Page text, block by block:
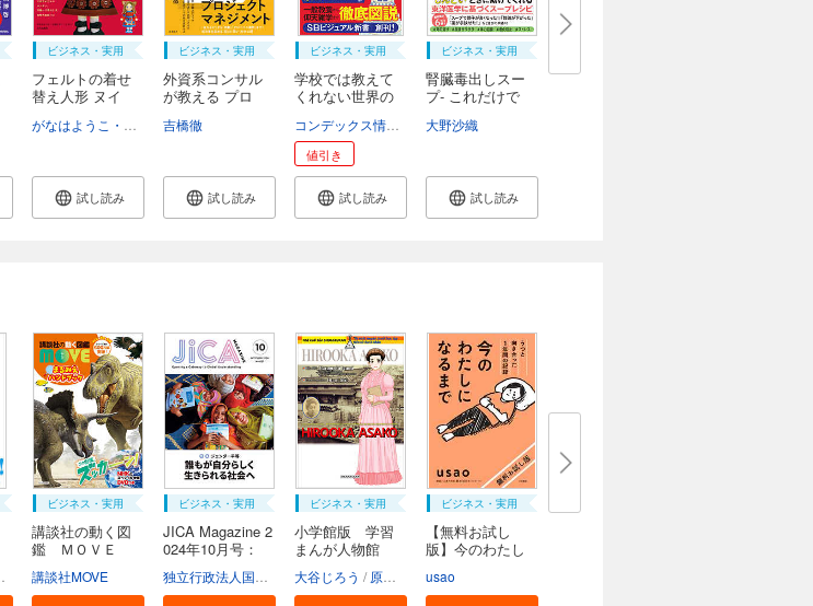
ビジネス・実用
フェルトの着せ
替え人形 ヌイ
試し読み
ビジネス・実用
外資系コンサル
が教える プロ
吉橋徹
試し読み
ビジネス・実用
学校では教えて
くれない世界の
串田誠一
値引き
試し読み
ビジネス・実用
腎臓毒出しスー
プ- これだけで
大野沙織
試し読み
ビジネス・実用
講談社の動く図
鑑 ＭＯＶＥ
講談社MOVE
ビジネス・実用
JICA Magazine 2
024年10月号：
ビジネス・実用
小学館版 学習
まんが人物館
大谷じろう 原口泉
ビジネス・実用
【無料お試し
版】今のわたし
usao